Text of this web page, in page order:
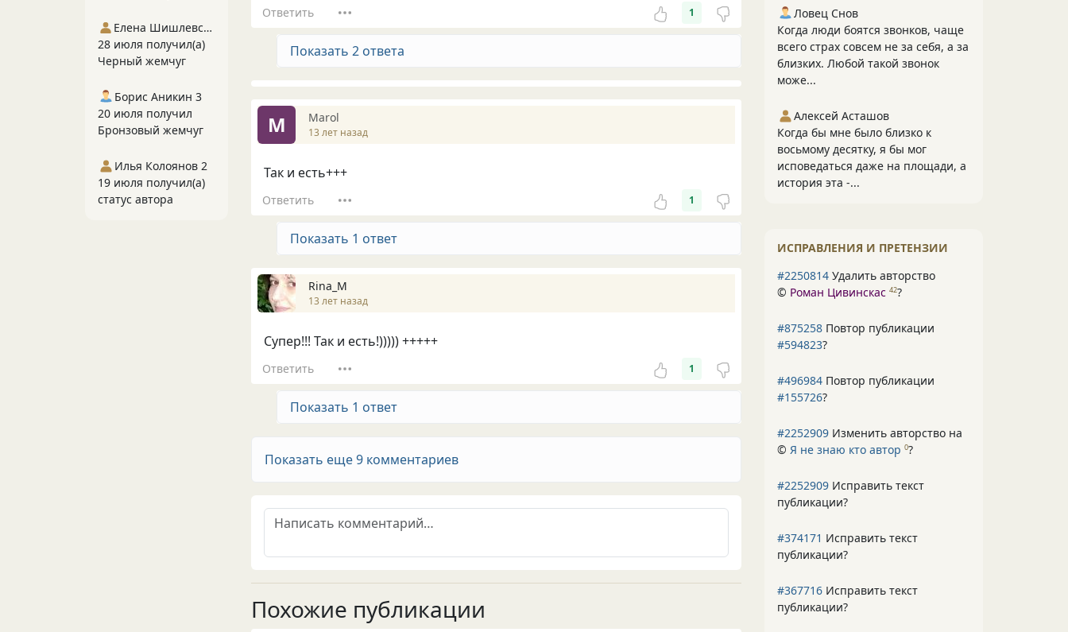
Ответить 1
Показать 2 ответа
M Marol
13 лет назад
Так и есть+++
Ответить 1
Показать 1 ответ
Rina_M
13 лет назад
Супер!!! Так и есть!))))) +++++
Ответить 1
Показать 1 ответ
Показать еще 9 комментариев
Похожие публикации
Ловец Снов
Когда люди боятся звонков, чаще
всего страх совсем не за себя, а за
близких. Любой такой звонок
може...
Алексей Асташов
Когда бы мне было близко к
восьмому десятку, я бы мог
исповедаться даже на площади, а
история эта -...
ИСПРАВЛЕНИЯ И ПРЕТЕНЗИИ
#2250814 Удалить авторство
© Роман Цивинскас 42?
#875258 Повтор публикации
#594823?
#496984 Повтор публикации
#155726?
#2252909 Изменить авторство на
© Я не знаю кто автор 0?
#2252909 Исправить текст
публикации?
#374171 Исправить текст
публикации?
#367716 Исправить текст
публикации?
Елена Шишлевская
28 июля получил(а)
Черный жемчуг
Борис Аникин 3
20 июля получил
Бронзовый жемчуг
Илья Колоянов 2
19 июля получил(а)
статус автора